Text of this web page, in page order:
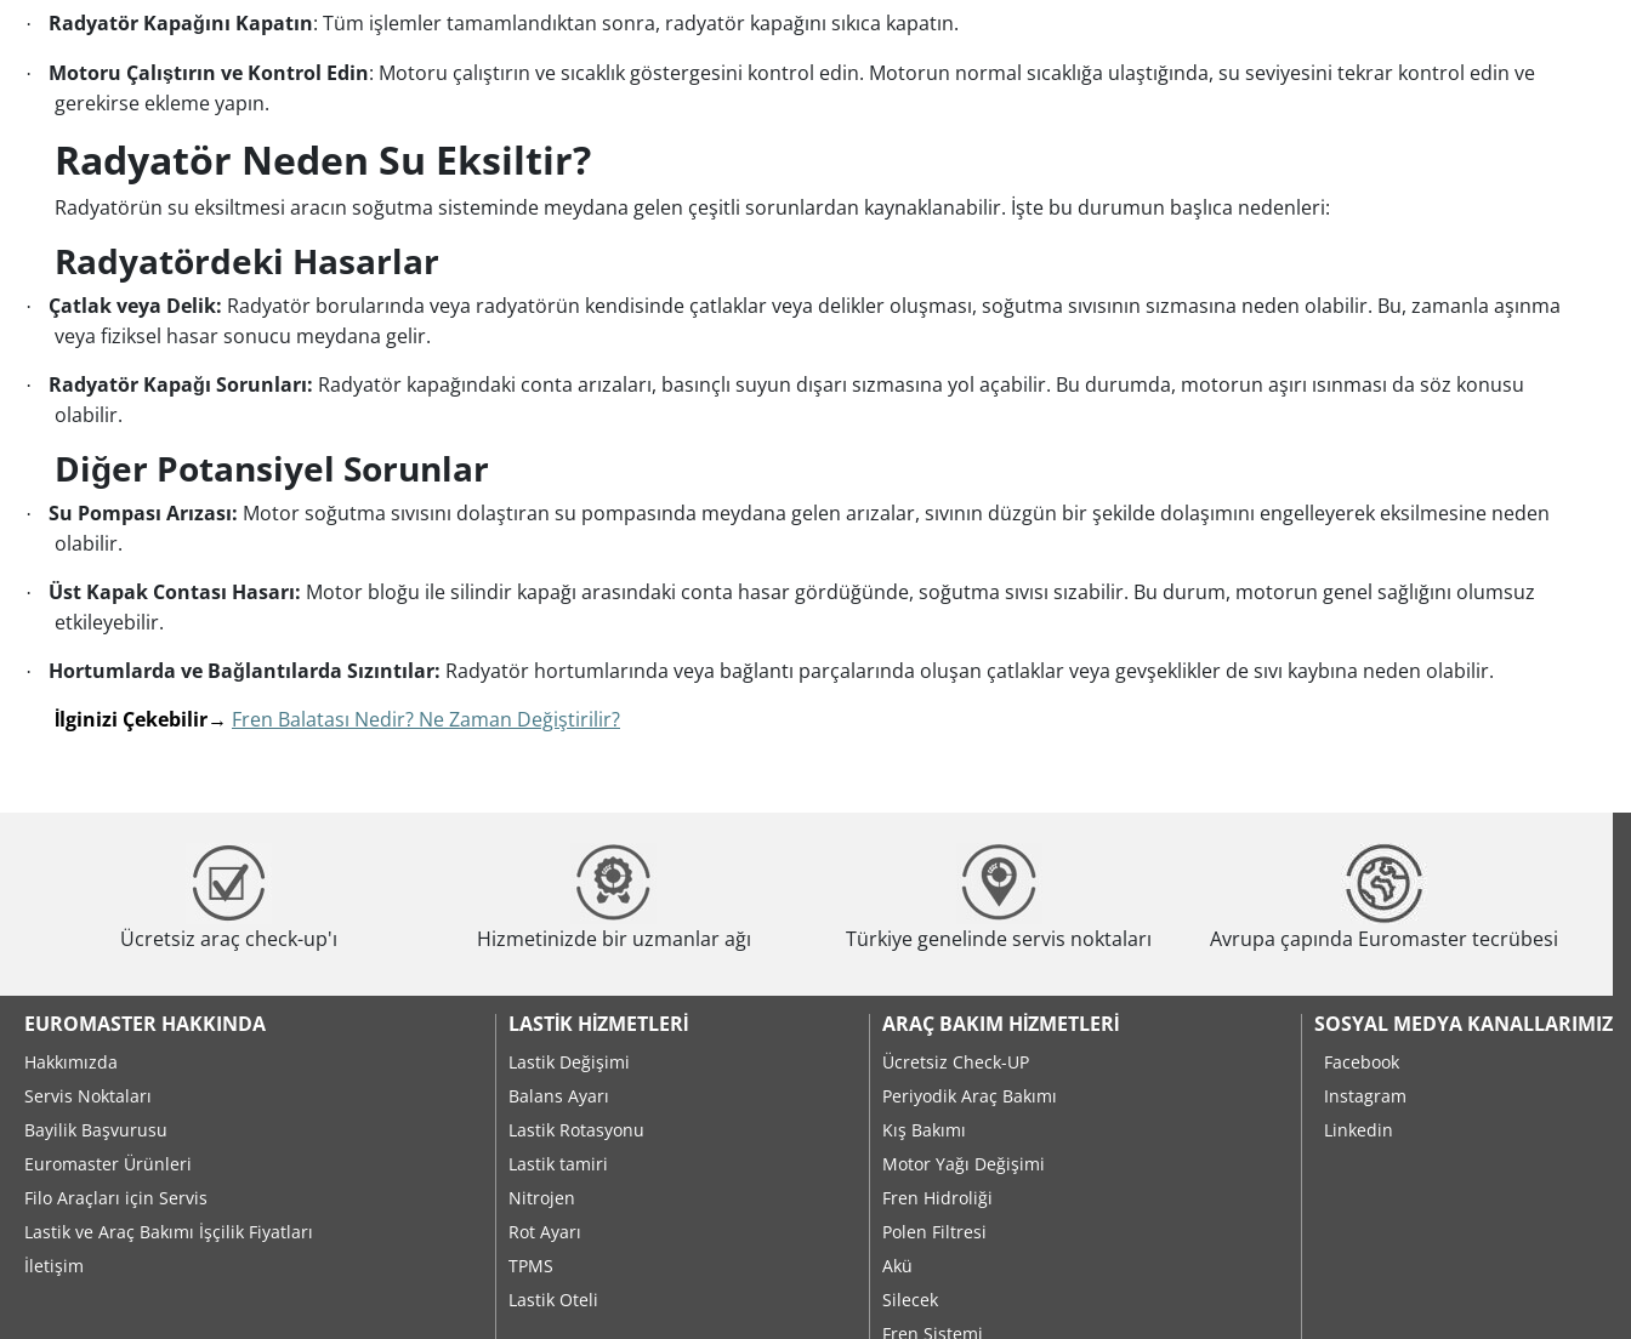
· Radyatör Kapağını Kapatın: Tüm işlemler tamamlandıktan sonra, radyatör kapağını sıkıca kapatın.
· Motoru Çalıştırın ve Kontrol Edin: Motoru çalıştırın ve sıcaklık göstergesini kontrol edin. Motorun normal sıcaklığa ulaştığında, su seviyesini tekrar kontrol edin ve
gerekirse ekleme yapın.
Radyatör Neden Su Eksiltir?
Radyatörün su eksiltmesi aracın soğutma sisteminde meydana gelen çeşitli sorunlardan kaynaklanabilir. İşte bu durumun başlıca nedenleri:
Radyatördeki Hasarlar
· Çatlak veya Delik: Radyatör borularında veya radyatörün kendisinde çatlaklar veya delikler oluşması, soğutma sıvısının sızmasına neden olabilir. Bu, zamanla aşınma
veya fiziksel hasar sonucu meydana gelir.
· Radyatör Kapağı Sorunları: Radyatör kapağındaki conta arızaları, basınçlı suyun dışarı sızmasına yol açabilir. Bu durumda, motorun aşırı ısınması da söz konusu
olabilir.
Diğer Potansiyel Sorunlar
· Su Pompası Arızası: Motor soğutma sıvısını dolaştıran su pompasında meydana gelen arızalar, sıvının düzgün bir şekilde dolaşımını engelleyerek eksilmesine neden
olabilir.
· Üst Kapak Contası Hasarı: Motor bloğu ile silindir kapağı arasındaki conta hasar gördüğünde, soğutma sıvısı sızabilir. Bu durum, motorun genel sağlığını olumsuz
etkileyebilir.
· Hortumlarda ve Bağlantılarda Sızıntılar: Radyatör hortumlarında veya bağlantı parçalarında oluşan çatlaklar veya gevşeklikler de sıvı kaybına neden olabilir.
İlginizi Çekebilir→ Fren Balatası Nedir? Ne Zaman Değiştirilir?
Ücretsiz araç check-up'ı Hizmetinizde bir uzmanlar ağı Türkiye genelinde servis noktaları Avrupa çapında Euromaster tecrübesi
EUROMASTER HAKKINDA
Hakkımızda
Servis Noktaları
Bayilik Başvurusu
Euromaster Ürünleri
Filo Araçları için Servis
Lastik ve Araç Bakımı İşçilik Fiyatları
İletişim
LASTIK HIZMETLERI
Lastik Değişimi
Balans Ayarı
Lastik Rotasyonu
Lastik tamiri
Nitrojen
Rot Ayarı
TPMS
Lastik Oteli
ARAÇ BAKIM HIZMETLERI
Ücretsiz Check-UP
Periyodik Araç Bakımı
Kış Bakımı
Motor Yağı Değişimi
Fren Hidroliği
Polen Filtresi
Akü
Silecek
Fren Sistemi
SOSYAL MEDYA KANALLARIMIZ
Facebook
Instagram
Linkedin